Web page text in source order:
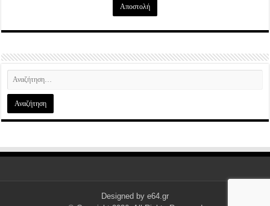
Designed by e64.gr